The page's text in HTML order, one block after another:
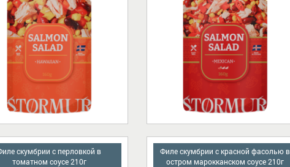
скумбрии с перловкой в
томатном соусе 210г
Филе скумбрии с красной фасолью в
остром марокканском соусе 210г